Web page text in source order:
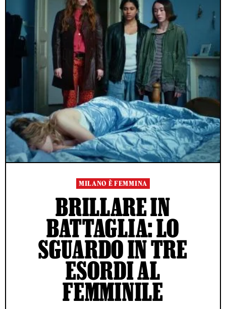
MILANO È FEMMINA
BRILLARE IN
BATTAGLIA: LO
SGUARDO IN TRE
ESORDI AL
FEMMINILE